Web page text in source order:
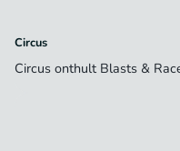
Circus
Circus onthult Blasts &